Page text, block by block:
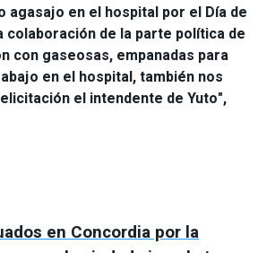
agasajo en el hospital por el Día de
colaboración de la parte política de
con gaseosas, empanadas para
en el hospital, también nos
el intendente de Yuto",
en Concordia por la